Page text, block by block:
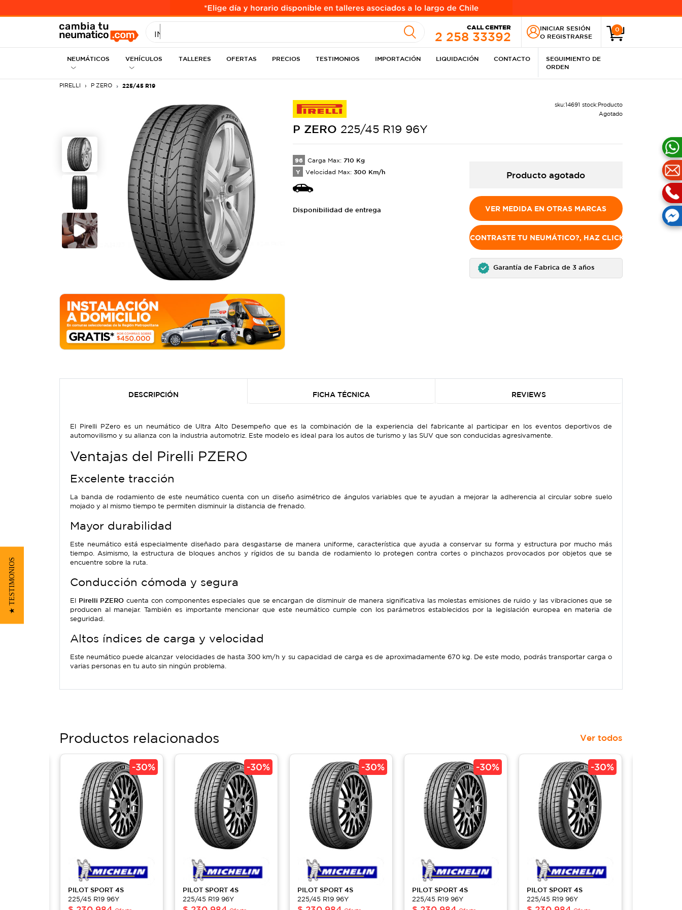
INGRESE MEDIDA
CALL CENTER
2 258 33392
INICIAR SESIÓN
O REGISTRARSE
0
NEUMÁTICOS VEHÍCULOS TALLERES OFERTAS PRECIOS TESTIMONIOS IMPORTACIÓN LIQUIDACIÓN CONTACTO
SEGUIMIENTO DE
ORDEN
PIRELLI P ZERO 225/45 R19
sku:14691 stock:Producto
Agotado
P ZERO 225/45 R19 96Y
96 Carga Max: 710 Kg
Y Velocidad Max: 300 Km/h
Disponibilidad de entrega
Producto agotado
VER MEDIDA EN OTRAS MARCAS
NO ENCONTRASTE TU NEUMÁTICO?, HAZ CLICK AQUÍ
Garantía de Fabrica de 3 años
DESCRIPCIÓN FICHA TÉCNICA REVIEWS
El Pirelli PZero es un neumático de Ultra Alto Desempeño que es la combinación de la experiencia del fabricante al participar en los eventos deportivos de
automovilismo y su alianza con la industria automotriz. Este modelo es ideal para los autos de turismo y las SUV que son conducidas agresivamente.
Ventajas del Pirelli PZERO
Excelente tracción
La banda de rodamiento de este neumático cuenta con un diseño asimétrico de ángulos variables que te ayudan a mejorar la adherencia al circular sobre suelo
mojado y al mismo tiempo te permiten disminuir la distancia de frenado.
Mayor durabilidad
Este neumático está especialmente diseñado para desgastarse de manera uniforme, característica que ayuda a conservar su forma y estructura por mucho más
tiempo. Asimismo, la estructura de bloques anchos y rígidos de su banda de rodamiento lo protegen contra cortes o pinchazos provocados por objetos que se
encuentre sobre la ruta.
Conducción cómoda y segura
El Pirelli PZERO cuenta con componentes especiales que se encargan de disminuir de manera significativa las molestas emisiones de ruido y las vibraciones que se
producen al manejar. También es importante mencionar que este neumático cumple con los parámetros establecidos por la legislación europea en materia de
seguridad.
Altos índices de carga y velocidad
Este neumático puede alcanzar velocidades de hasta 300 km/h y su capacidad de carga es de aproximadamente 670 kg. De este modo, podrás transportar carga o
varias personas en tu auto sin ningún problema.
Productos relacionados Ver todos
-30%
PILOT SPORT 4S
225/45 R19 96Y
-30%
PILOT SPORT 4S
225/45 R19 96Y
-30%
PILOT SPORT 4S
225/45 R19 96Y
-30%
PILOT SPORT 4S
225/45 R19 96Y
-30%
PILOT SPORT 4S
225/45 R19 96Y
★ TESTIMONIOS